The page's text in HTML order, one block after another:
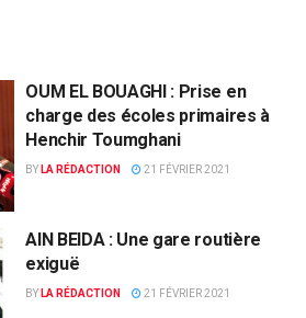
OUM EL BOUAGHI : Prise en
charge des écoles primaires à
Henchir Toumghani
BY LA RÉDACTION 21 FÉVRIER 2021
AIN BEIDA : Une gare routière
exiguë
BY LA RÉDACTION 21 FÉVRIER 2021